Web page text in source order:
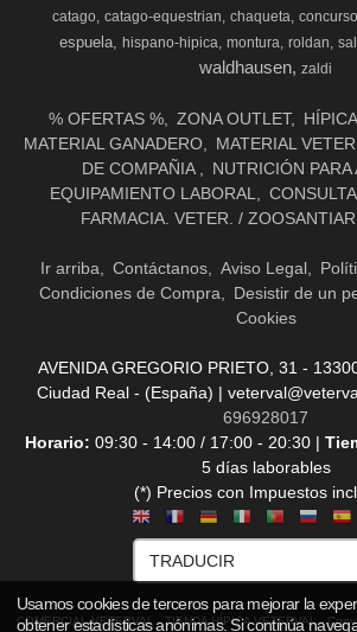
catago catago-equestrian chaqueta concurso
espuela hispano-hipica montura roldan
waldhausen zaldi
% OFERTAS % ZONA OUTLET
MATERIAL GANADERO
MATERIAL
DE COMPAÑIA
NUTRICIÓN PARA
EQUIPAMIENTO LABORAL
FARMACIA. VETER. /
Ir arriba Contáctanos Aviso Legal
Condiciones de Compra
Desistir de un
Cookies
AVENIDA GREGORIO PRIETO, 31 -
Ciudad Real - (España) |
696928017
Horario: 09:30 - 14:00 / 17:00 - 20:30 |
5 días laborables
(*) Precios con Impuestos
COMERCIAL VETERVAL - TIENDA HÍPICA VETERVAL-
Usamos cookies de terceros para mejorar la
obtener estadísticas anónimas. Si continúa